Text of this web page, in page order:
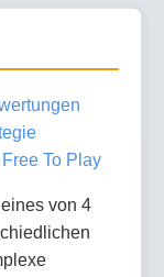
Free To Play
von 4